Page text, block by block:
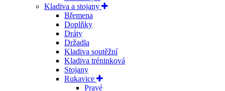
Kladiva a stojany
Břemena
Doplňky
Dráty
Držadla
Kladiva soutěžní
Kladiva tréninková
Stojany
Rukavice
Pravé